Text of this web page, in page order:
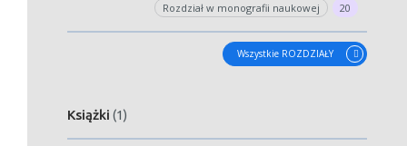
Rozdział w monografii naukowej 20
Wszystkie ROZDZIAŁY
Książki (1)